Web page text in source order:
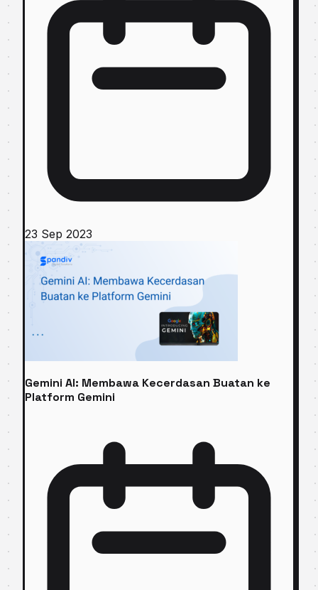
23 Sep 2023
Gemini AI: Membawa Kecerdasan Buatan ke
Platform Gemini